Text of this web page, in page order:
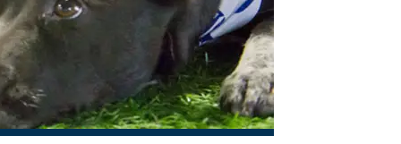
South Africa
Spain